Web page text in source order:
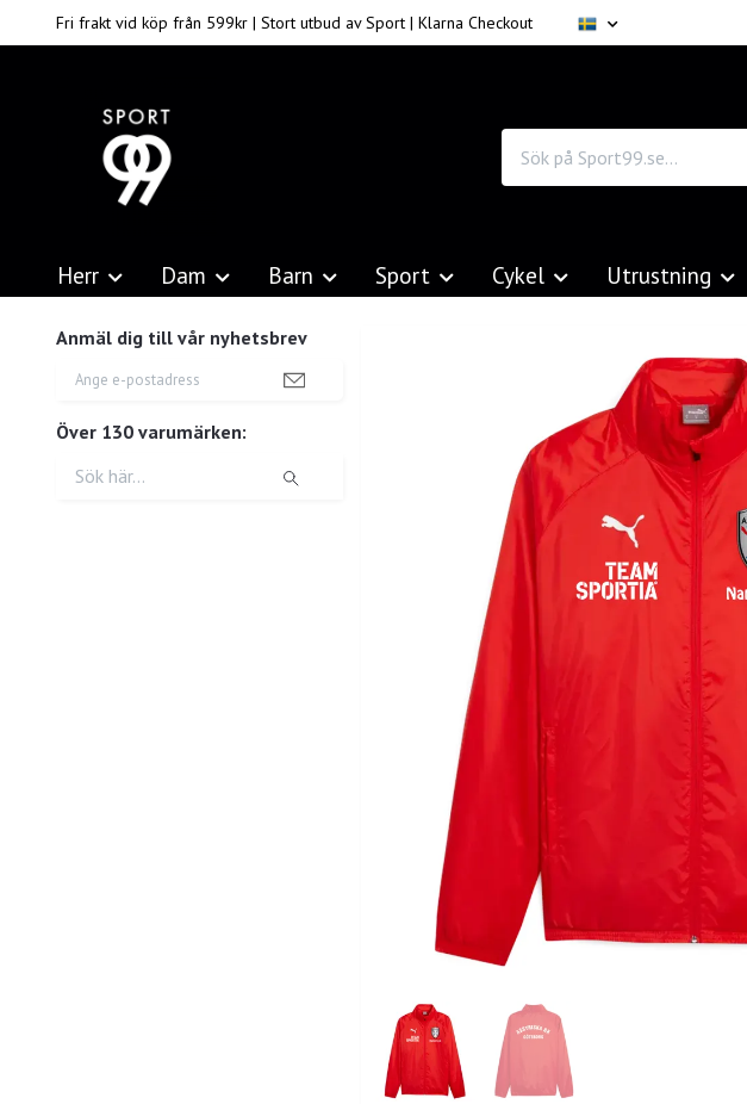
Fri frakt vid köp från 599kr | Stort utbud av Sport | Klarna Checkout
Herr Dam Barn Sport Cykel Utrustning
Anmäl dig till vår nyhetsbrev
Över 130 varumärken: